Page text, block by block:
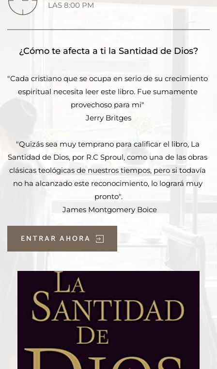
LAS 8:00 PM
¿Cómo te afecta a ti la Santidad de Dios?
"Cada cristiano que se ocupa en serio de su crecimiento
espiritual necesita leer este libro. Fue sumamente
provechoso para mi"
Jerry Britges
"Quizás sea muy temprano para calificar el libro, La
Santidad de Dios, por R.C Sproul, como una de las obras
clásicas teológicas de nuestros tiempos, pero si todavía
no ha alcanzado este reconocimiento, lo logrará muy
pronto".
James Montgomery Boice
ENTRAR AHORA